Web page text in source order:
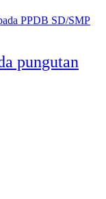
pungutan